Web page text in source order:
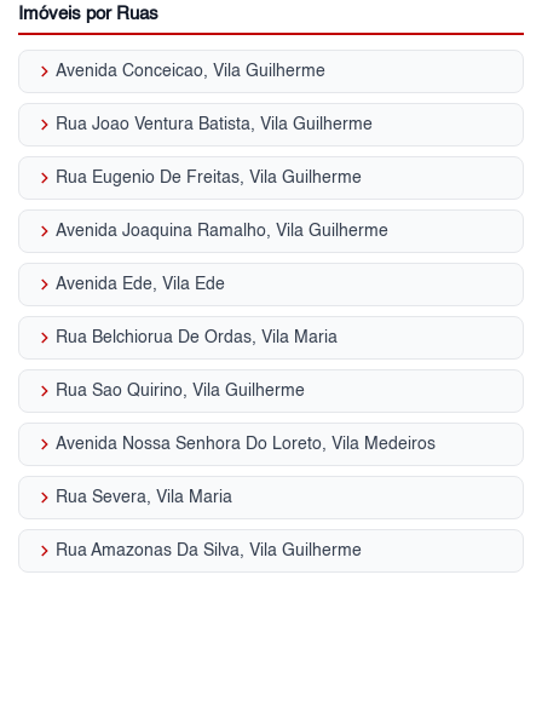
Imóveis por Ruas
keyboard_arrow_right Avenida Conceicao, Vila Guilherme
keyboard_arrow_right Rua Joao Ventura Batista, Vila Guilherme
keyboard_arrow_right Rua Eugenio De Freitas, Vila Guilherme
keyboard_arrow_right Avenida Joaquina Ramalho, Vila Guilherme
keyboard_arrow_right Avenida Ede, Vila Ede
keyboard_arrow_right Rua Belchiorua De Ordas, Vila Maria
keyboard_arrow_right Rua Sao Quirino, Vila Guilherme
keyboard_arrow_right Avenida Nossa Senhora Do Loreto, Vila Medeiros
keyboard_arrow_right Rua Severa, Vila Maria
keyboard_arrow_right Rua Amazonas Da Silva, Vila Guilherme